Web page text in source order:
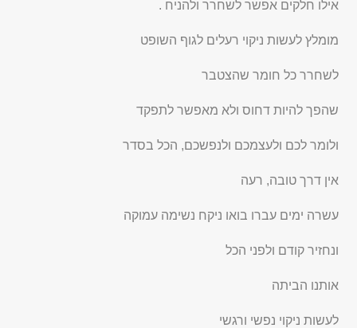
אילו חלקים אפשר לשחרר ולהניח .
מומלץ לעשות ניקוי רעלים לגוף השופט
לשחרר כל חומר שהצטבר
שהפך להיות דחוס ולא מאפשר לתפקד
ולומר לכם ולעצמכם ולנפשכם, הכל בסדר
אין דרך טובה, רעה
עשרה ימים עברו בואו ניקח נשימה עמוקה
ונחזיר קודם ולפני הכל
אותנו הביתה
לעשות ניקוי נפשי ורגשי